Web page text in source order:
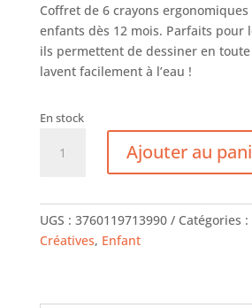
Coffret de 6 crayons
enfants dès 12 mois. Parfaits pour
ils permettent de dessiner en
lavent facilement à l’eau !
En stock
Mes
premiers
Ajouter au
UGS : 3760119713990 Catégories :
Créatives, Enfant